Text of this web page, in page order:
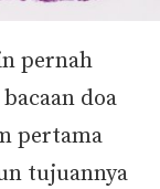
pernah
doa
pertama
tujuannya